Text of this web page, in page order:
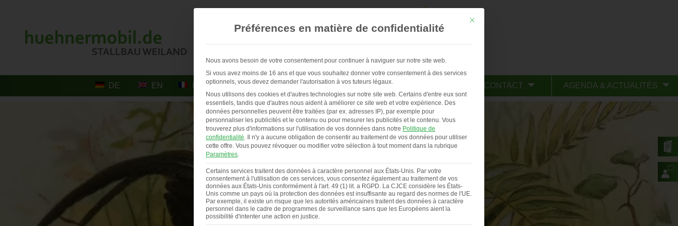
DE EN POULAILLERS & SERVICE À PROPOS DE NOUS CONTACT AGENDA & ACTUALITÉS
Mit diesem Button wird der Dialog geschlossen. Seine Funktionalität ist
Préférences en matière de confidentialité
Nous avons besoin de votre consentement pour continuer à naviguer sur notre site web.
Si vous avez moins de 16 ans et que vous souhaitez donner votre consentement à des services
optionnels, vous devez demander l'autorisation à vos tuteurs légaux.
Nous utilisons des cookies et d'autres technologies sur notre site web. Certains d'entre eux sont
essentiels, tandis que d'autres nous aident à améliorer ce site web et votre expérience. Des
données personnelles peuvent être traitées (par ex. adresses IP), par exemple pour
personnaliser les publicités et le contenu ou pour mesurer les publicités et le contenu. Vous
trouverez plus d'informations sur l'utilisation de vos données dans notre Politique de
confidentialité.
Il n'y a aucune obligation de consentir au traitement de vos données pour utiliser
cette offre. Vous pouvez révoquer ou modifier votre sélection à tout moment dans la rubrique
Paramètres.
Certains services traitent des données à caractère personnel aux États-Unis. Par votre
consentement à l'utilisation de ces services, vous consentez également au traitement de vos
données aux États-Unis conformément à l'art. 49 (1) lit. a RGPD. La CJCE considère les États-
Unis comme un pays où la protection des données est insuffisante au regard des normes de l'UE.
Par exemple, il existe un risque que les autorités américaines traitent des données à caractère
personnel dans le cadre de programmes de surveillance sans que les Européens aient la
possibilité d'intenter une action en justice.